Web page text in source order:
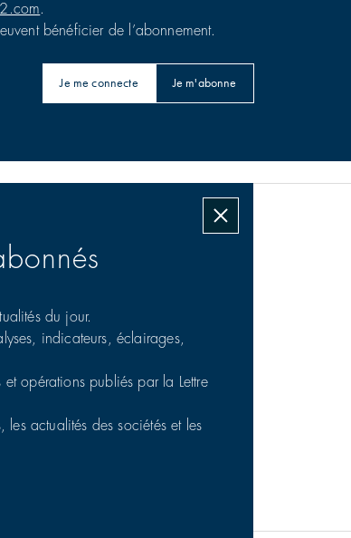
.
bénéficier de l’abonnement.
Je me connecte Je m'abonne
du jour.
indicateurs, éclairages,
et opérations publiés par la Lettre
les actualités des sociétés et les
Les transactions signées